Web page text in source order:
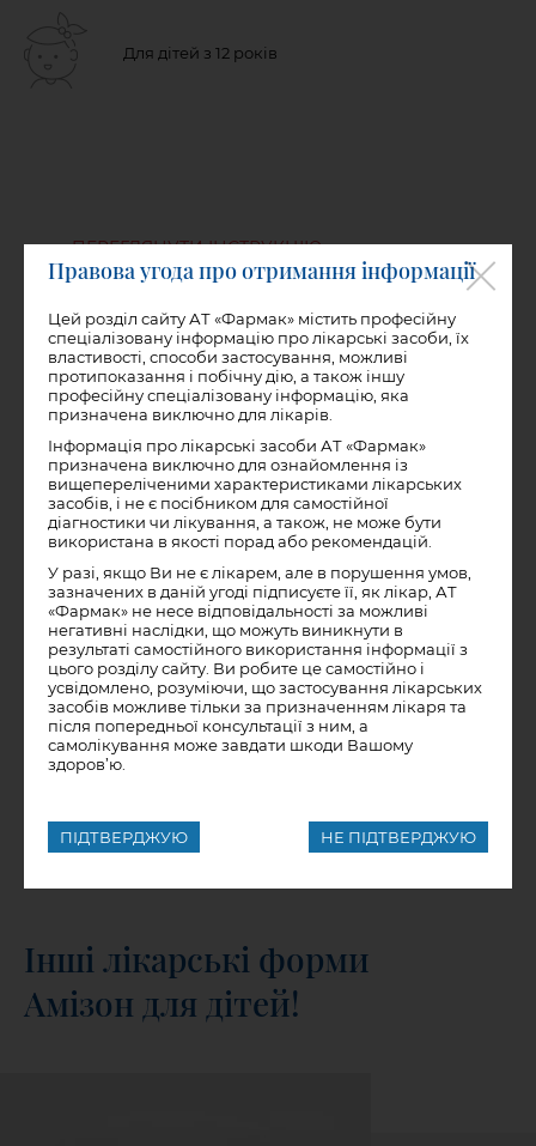
Для дітей з 12 років
ПЕРЕГЛЯНУТИ ІНСТРУКЦІЮ
Упаковка №20
Орієнтовна цiна в аптеках*
53,65—74,00грн.
Ціни в аптеках
Упаковка №40
Орієнтовна цiна в аптеках*
92,30—115,40грн.
Ціни в аптеках
Інші лікарські форми
Амізон для дітей!
Правова угода про отримання інформації
Цей розділ сайту АТ «Фармак» містить професійну
спеціалізовану інформацію про лікарські засоби, їх
властивості, способи застосування, можливі
протипоказання і побічну дію, а також іншу
професійну спеціалізовану інформацію, яка
призначена виключно для лікарів.
Інформація про лікарські засоби АТ «Фармак»
призначена виключно для ознайомлення із
вищепереліченими характеристиками лікарських
засобів, і не є посібником для самостійної
діагностики чи лікування, а також, не може бути
використана в якості порад або рекомендацій.
У разі, якщо Ви не є лікарем, але в порушення умов,
зазначених в даній угоді підписуєте її, як лікар, АТ
«Фармак» не несе відповідальності за можливі
негативні наслідки, що можуть виникнути в
результаті самостійного використання інформації з
цього розділу сайту. Ви робите це самостійно і
усвідомлено, розуміючи, що застосування лікарських
засобів можливе тільки за призначенням лікаря та
після попередньої консультації з ним, а
самолікування може завдати шкоди Вашому
здоров’ю.
ПІДТВЕРДЖУЮ НЕ ПІДТВЕРДЖУЮ